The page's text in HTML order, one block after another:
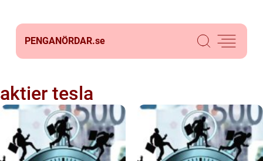
PENGANÖRDAR.se
aktier tesla